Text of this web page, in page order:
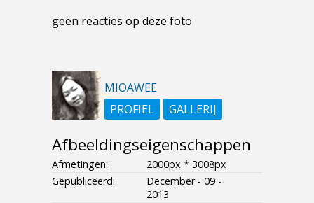
geen reacties op deze foto
MIOAWEE
PROFIEL
GALLERIJ
Afbeeldingseigenschappen
Afmetingen:
2000px * 3008px
Gepubliceerd:
December - 09 -
2013